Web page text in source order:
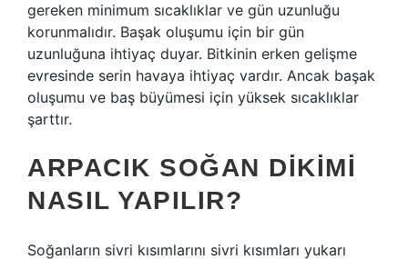
gereken minimum sıcaklıklar ve gün uzunluğu
korunmalıdır. Başak oluşumu için bir gün
uzunluğuna ihtiyaç duyar. Bitkinin erken gelişme
evresinde serin havaya ihtiyaç vardır. Ancak başak
oluşumu ve baş büyümesi için yüksek sıcaklıklar
şarttır.
ARPACIK SOĞAN DIKIMI
NASIL YAPILIR?
Soğanların sivri kısımlarını sivri kısımları yukarı